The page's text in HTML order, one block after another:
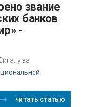
банков
-
за
читать статью